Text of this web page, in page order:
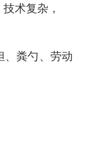
术复杂，
、粪勺、劳动